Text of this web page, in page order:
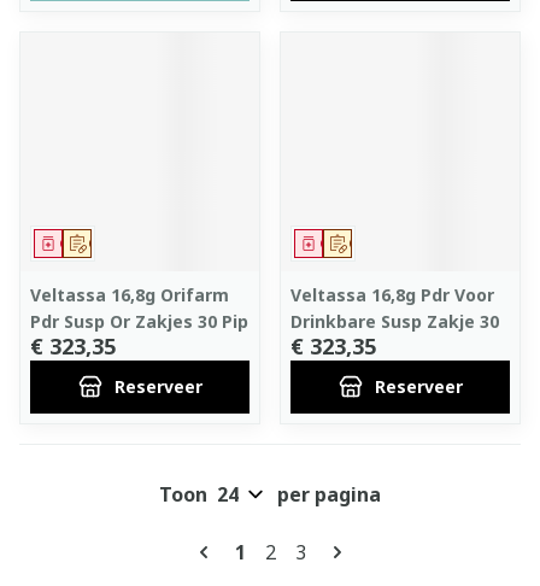
Op voorschrift
Geneesmiddel
Veltassa 16,8g Orifarm
Pdr Susp Or Zakjes 30 Pip
€ 323,35
Reserveer
Op voorschrift
Geneesmiddel
Veltassa 16,8g Pdr Voor
Drinkbare Susp Zakje 30
€ 323,35
Reserveer
Pagina's
U lees momenteel pagina
1 Pagina
2 Pagina
3
Toon per pagina